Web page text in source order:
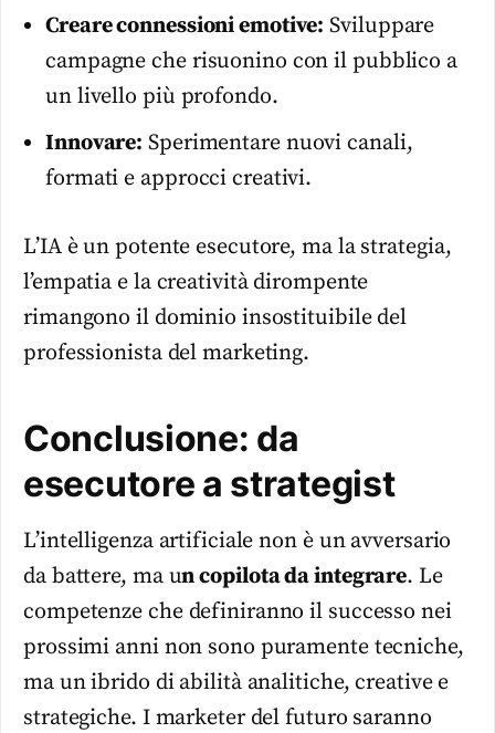
Creare connessioni emotive: Sviluppare
campagne che risuonino con il pubblico a
un livello più profondo.
Innovare: Sperimentare nuovi canali,
formati e approcci creativi.
L’IA è un potente esecutore, ma la strategia,
l’empatia e la creatività dirompente
rimangono il dominio insostituibile del
professionista del marketing.
Conclusione: da
esecutore a strategist
L’intelligenza artificiale non è un avversario
da battere, ma un copilota da integrare. Le
competenze che definiranno il successo nei
prossimi anni non sono puramente tecniche,
ma un ibrido di abilità analitiche, creative e
strategiche. I marketer del futuro saranno